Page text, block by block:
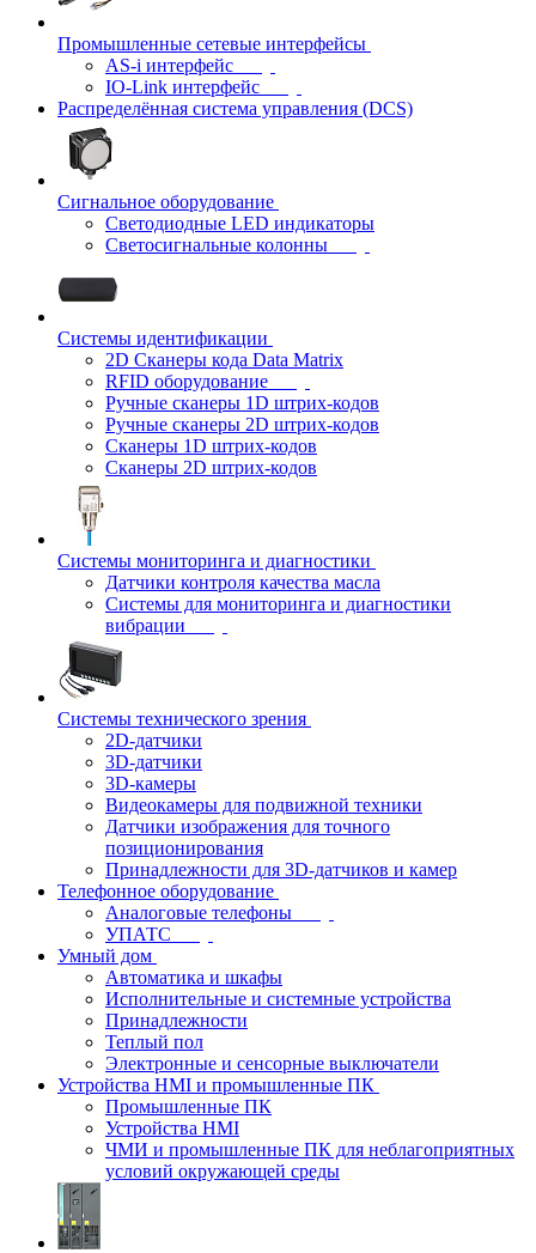
Промышленные сетевые интерфейсы
AS-i интерфейс
IO-Link интерфейс
Распределённая система управления (DCS)
Сигнальное оборудование
Светодиодные LED индикаторы
Светосигнальные колонны
Системы идентификации
2D Сканеры кода Data Matrix
RFID оборудование
Ручные сканеры 1D штрих-кодов
Ручные сканеры 2D штрих-кодов
Сканеры 1D штрих-кодов
Сканеры 2D штрих-кодов
Системы мониторинга и диагностики
Датчики контроля качества масла
Системы для мониторинга и диагностики
вибрации
Системы технического зрения
2D-датчики
3D-датчики
3D-камеры
Видеокамеры для подвижной техники
Датчики изображения для точного
позиционирования
Принадлежности для 3D-датчиков и камер
Телефонное оборудование
Аналоговые телефоны
УПАТС
Умный дом
Автоматика и шкафы
Исполнительные и системные устройства
Принадлежности
Теплый пол
Электронные и сенсорные выключатели
Устройства HMI и промышленные ПК
Промышленные ПК
Устройства HMI
ЧМИ и промышленные ПК для неблагоприятных
условий окружающей среды